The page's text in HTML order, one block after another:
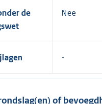
de
Nee
of